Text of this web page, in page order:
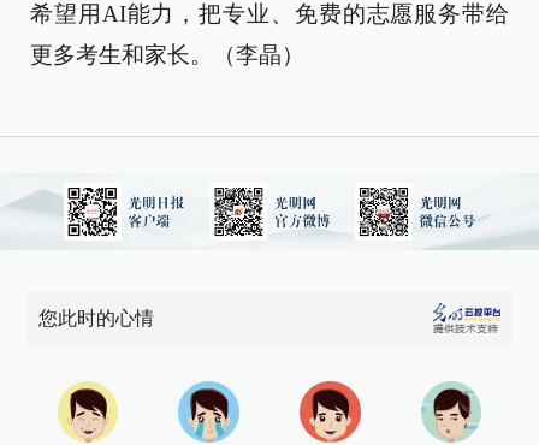
希望用AI能力，把专业、免费的志愿服务带给
更多考生和家长。（李晶）
您此时的心情